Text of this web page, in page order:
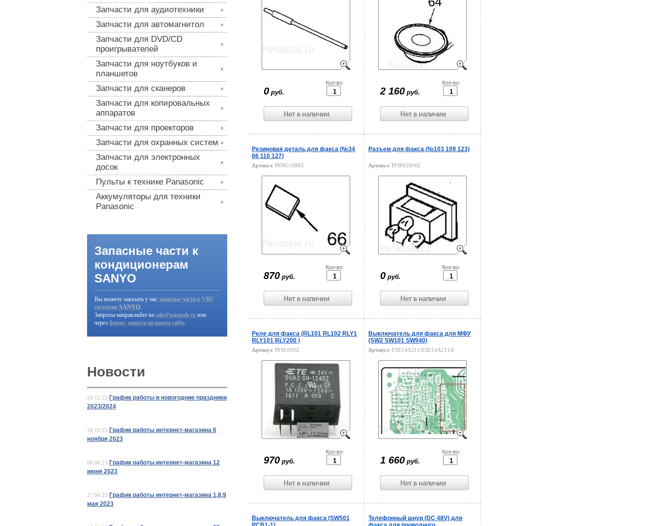
Запчасти для аудиотехники
Запчасти для автомагнитол
Запчасти для DVD/CD
проигрывателей
Запчасти для ноутбуков и
планшетов
Запчасти для сканеров
Запчасти для копировальных
аппаратов
Запчасти для проекторов
Запчасти для охранных систем
Запчасти для электронных
досок
Пульты к технике Panasonic
Аккумуляторы для техники
Panasonic
Запасные части к
кондиционерам
SANYO
Вы можете заказать у нас запасные части к VRF
системам SANYO.
Запросы направляйте na sale@panasale.ru или
через форму запроса на нашем сайте.
Новости
29.12.23 График работы в новогодние праздники
2023/2024
30.10.23 График работы интернет-магазина 6
ноября 2023
08.06.23 График работы интернет-магазина 12
июня 2023
27.04.23 График работы интернет-магазина 1,8,9
мая 2023
0 руб.
Кол-во:
2 160 руб.
Кол-во:
Резиновая деталь для факса (№34
66 110 127)
Артикул: PFHG1088Z
870 руб.
Кол-во:
Разъем для факса (№103 109 123)
Артикул: PFJP03S04Z
0 руб.
Кол-во:
Реле для факса (RL101 RL102 RLY1
RLY101 RLY200 )
Артикул: PFSL003Z
970 руб.
Кол-во:
Выключатель для факса для МФУ
(SW2 SW101 SW940)
Артикул: ESE14A211/ESE14A211A
1 660 руб.
Кол-во:
Выключатель для факса (SW501
Телефонный шнур (DC 48V) для